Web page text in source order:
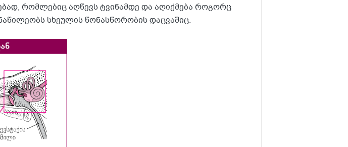
რომლებიც აღწევს ტვინამდე და აღიქმება როგორც
სხეულის წონასწორობის დაცვაშიც.